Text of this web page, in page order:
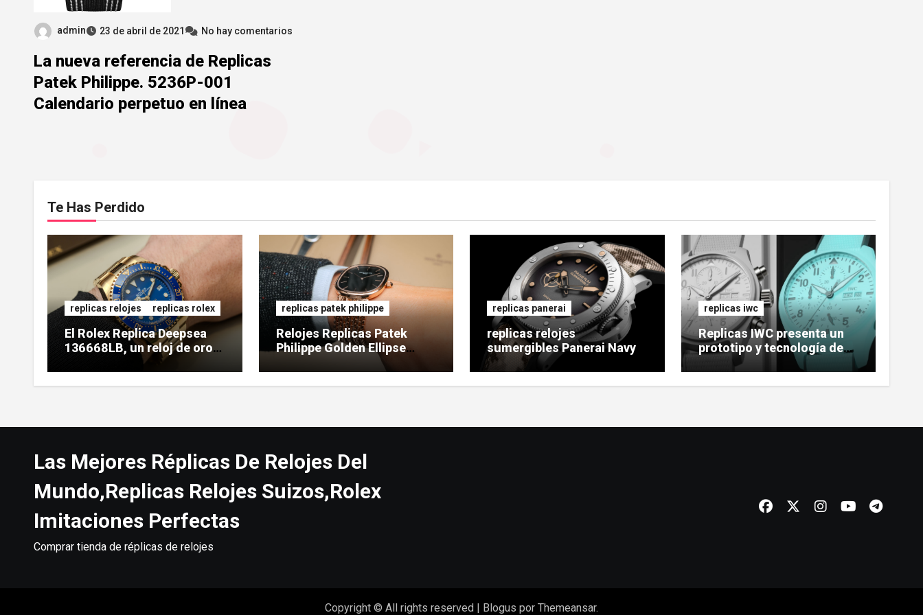
admin 23 de abril de 2021 No hay comentarios
La nueva referencia de Replicas
Patek Philippe. 5236P-001
Calendario perpetuo en línea
Te Has Perdido
replicas relojes replicas rolex
El Rolex Replica Deepsea
136668LB, un reloj de oro
de gran tamaño
replicas patek philippe
Relojes Replicas Patek
Philippe Golden Ellipse
replicas panerai
replicas relojes
sumergibles Panerai Navy
SEALs
replicas iwc
Replicas IWC presenta un
prototipo y tecnología de
reloj cerámico luminoso
Ceralume
Las Mejores Réplicas De Relojes Del
Mundo,Replicas Relojes Suizos,Rolex
Imitaciones Perfectas
Comprar tienda de réplicas de relojes
Copyright © All rights reserved | Blogus por Themeansar.